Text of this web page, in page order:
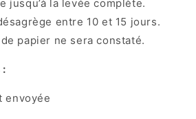
jusqu’à la levée complète.
entre 10 et 15 jours.
papier ne sera constaté.
:
envoyée